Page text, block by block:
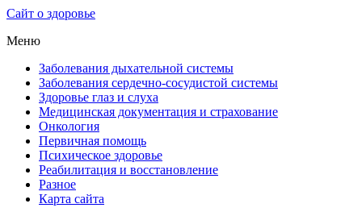
Сайт о здоровье
Меню
Заболевания дыхательной системы
Заболевания сердечно-сосудистой системы
Здоровье глаз и слуха
Медицинская документация и страхование
Онкология
Первичная помощь
Психическое здоровье
Реабилитация и восстановление
Разное
Карта сайта